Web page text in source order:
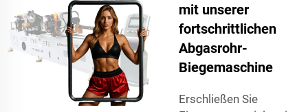
mit unserer
fortschrittlichen
Abgasrohr-
Biegemaschine
Erschließen Sie